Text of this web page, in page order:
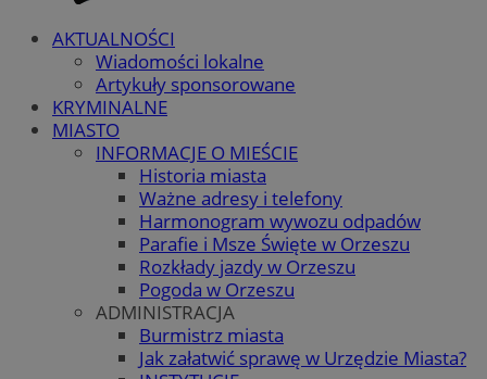
AKTUALNOŚCI
Wiadomości lokalne
Artykuły sponsorowane
KRYMINALNE
MIASTO
INFORMACJE O MIEŚCIE
Historia miasta
Ważne adresy i telefony
Harmonogram wywozu odpadów
Parafie i Msze Święte w Orzeszu
Rozkłady jazdy w Orzeszu
Pogoda w Orzeszu
ADMINISTRACJA
Burmistrz miasta
Jak załatwić sprawę w Urzędzie Miasta?